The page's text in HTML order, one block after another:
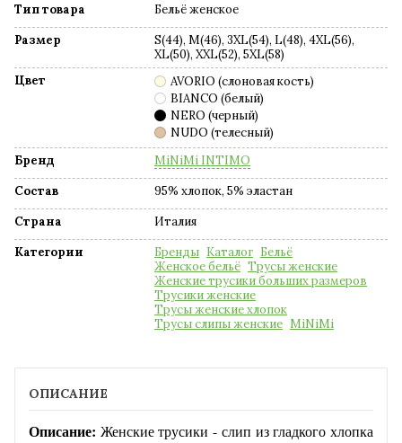
Тип товара
Бельё женское
Размер
S(44), M(46), 3XL(54), L(48), 4XL(56),
XL(50), XXL(52), 5XL(58)
Цвет
AVORIO (слоновая кость)
BIANCO (белый)
NERO (черный)
NUDO (телесный)
Бренд
MiNiMi INTIMO
Состав
95% хлопок, 5% эластан
Страна
Италия
Категории
Бренды Каталог Бельё
Женское бельё Трусы женские
Женские трусики больших размеров
Трусики женские
Трусы женские хлопок
Трусы слипы женские MiNiMi
ОПИСАНИЕ
Описание: Женские трусики - слип из гладкого хлопка